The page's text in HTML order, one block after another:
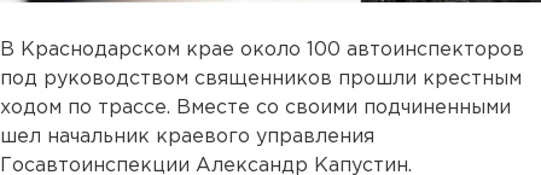
В Краснодарском крае около 100 автоинспекторов
под руководством священников прошли крестным
ходом по трассе. Вместе со своими подчиненными
шел начальник краевого управления
Госавтоинспекции Александр Капустин.